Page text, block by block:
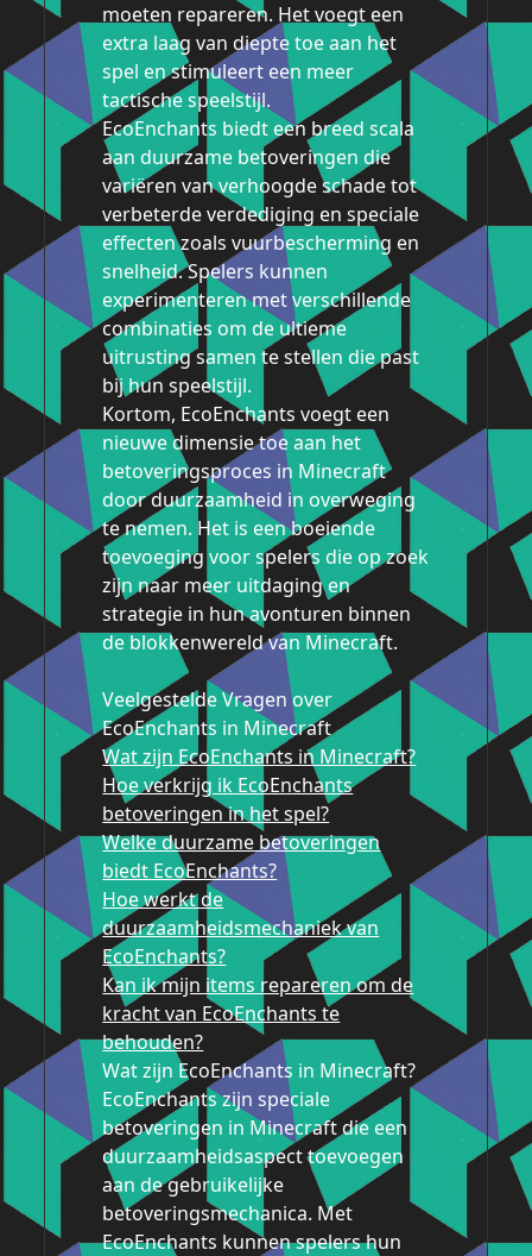
moeten repareren. Het voegt een
extra laag van diepte toe aan het
spel en stimuleert een meer
tactische speelstijl.
EcoEnchants biedt een breed scala
aan duurzame betoveringen die
variëren van verhoogde schade tot
verbeterde verdediging en speciale
effecten zoals vuurbescherming en
snelheid. Spelers kunnen
experimenteren met verschillende
combinaties om de ultieme
uitrusting samen te stellen die past
bij hun speelstijl.
Kortom, EcoEnchants voegt een
nieuwe dimensie toe aan het
betoveringsproces in Minecraft
door duurzaamheid in overweging
te nemen. Het is een boeiende
toevoeging voor spelers die op zoek
zijn naar meer uitdaging en
strategie in hun avonturen binnen
de blokkenwereld van Minecraft.
Veelgestelde Vragen over
EcoEnchants in Minecraft
Wat zijn EcoEnchants in Minecraft?
Hoe verkrijg ik EcoEnchants
betoveringen in het spel?
Welke duurzame betoveringen
biedt EcoEnchants?
Hoe werkt de
duurzaamheidsmechaniek van
EcoEnchants?
Kan ik mijn items repareren om de
kracht van EcoEnchants te
behouden?
Wat zijn EcoEnchants in Minecraft?
EcoEnchants zijn speciale
betoveringen in Minecraft die een
duurzaamheidsaspect toevoegen
aan de gebruikelijke
betoveringsmechanica. Met
EcoEnchants kunnen spelers hun